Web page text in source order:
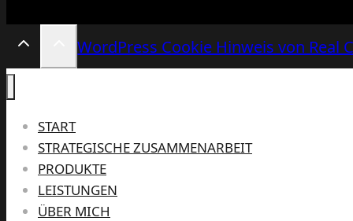
WordPress Cookie Hinweis von Real
START
STRATEGISCHE ZUSAMMENARBEIT
PRODUKTE
LEISTUNGEN
ÜBER MICH